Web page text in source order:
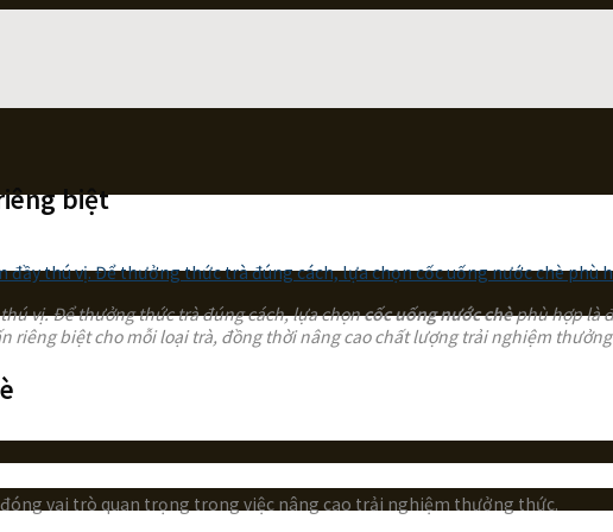
biệt
vị. Để thưởng thức trà đúng cách, lựa chọncốc uống nước chèphù hợp là
riêng biệt cho mỗi loại trà, đồng thời nâng cao chất lượng trải nghiệm
vai trò quan trọng trong việc nâng cao trải nghiệm thưởng thức.